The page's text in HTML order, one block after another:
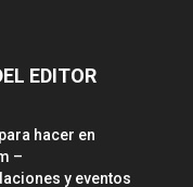
EDITOR
hacer en
–
y eventos